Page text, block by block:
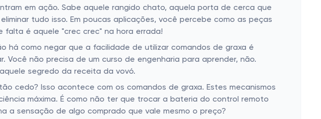
em ação. Sabe aquele rangido chato, aquela porta de cerca que
tudo isso. Em poucas aplicações, você percebe como as peças
falta é aquele "crec crec" na hora errada!
há como negar que a facilidade de utilizar comandos de graxa é
Você não precisa de um curso de engenharia para aprender, não.
segredo da receita da vovó.
cedo? Isso acontece com os comandos de graxa. Estes mecanismos
máxima. É como não ter que trocar a bateria do control remoto
a sensação de algo comprado que vale mesmo o preço?